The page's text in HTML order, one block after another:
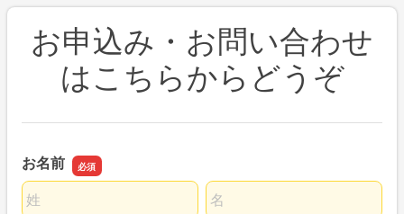
お申込み・お問い合わせ
はこちらからどうぞ
お名前
名前の姓
名前の名